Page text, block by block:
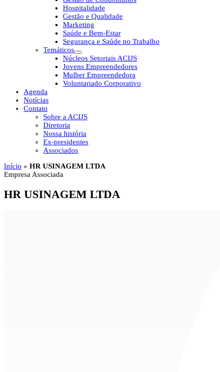
Hospitalidade
Gestão e Qualidade
Marketing
Saúde e Bem-Estar
Segurança e Saúde no Trabalho
Temáticos
Núcleos Setoriais ACIJS
Jovens Empreendedores
Mulher Empreendedora
Voluntariado Corporativo
Agenda
Notícias
Contato
Sobre a ACIJS
Diretoria
Nossa história
Ex-presidentes
Associados
Início » HR USINAGEM LTDA
Empresa Associada
HR USINAGEM LTDA